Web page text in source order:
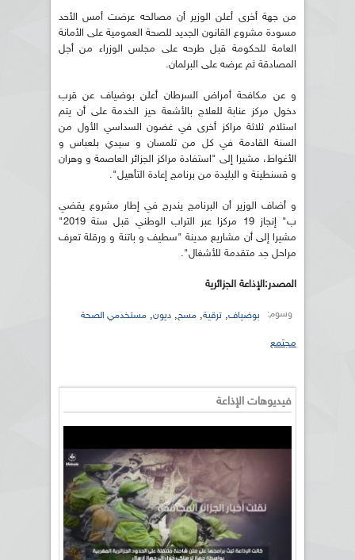
من جهة أخرى أعلن الوزير أن مصالحه عرضت أمس الأحد
مسودة مشروع القانون الجديد للصحة العمومية على الأمانة
العامة للحكومة قبل طرحه على مجلس الوزراء من أجل
المصادقة ثم عرضه على البرلمان.
و عن مكافحة أمراض السرطان أعلن بوضياف عن قرب
دخول مركز عنابة للعلاج بالأشعة حيز الخدمة على أن يتم
استلام ثلاثة مراكز أخرى في غضون السداسي الأول من
السنة القادمة في كل من تلمسان و سيدي بلعباس و
الأغواط، مشيرا إلى "استفادة مراكز الجزائر العاصمة و وهران
و قسنطينة و البليدة من برنامج إعادة التأهيل".
و أضاف الوزير أن البرنامج يندرج في إطار مشروع يقضي
ب" إنجاز 19 مركزا عبر التراب الوطني قبل سنة 2019"
مشيرا إلى أن مشاريع مدينة "سطيف و باتنة و ورقلة تعرف
مراحل جد متقدمة للأشغال".
المصدر:الإذاعة الجزائرية
وسوم: بوضياف, ترقية, مسح, ديون, مستخدمي الصحة
مجتمع
فيديوهات الإذاعة